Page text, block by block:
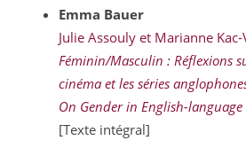
Emma Bauer
Julie Assouly et Marianne
Féminin/Masculin : Réflexions
cinéma et les séries
On Gender in English-
[Texte intégral]